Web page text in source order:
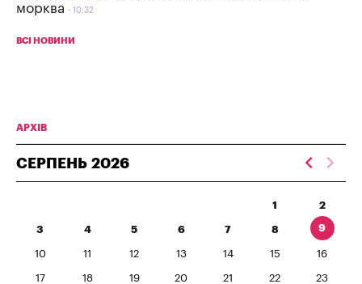
морква
10:32
ВСІ НОВИНИ
АРХІВ
СЕРПЕНЬ 2026
1 2
3 4 5 6 7 8 9
10 11 12 13 14 15 16
17 18 19 20 21 22 23